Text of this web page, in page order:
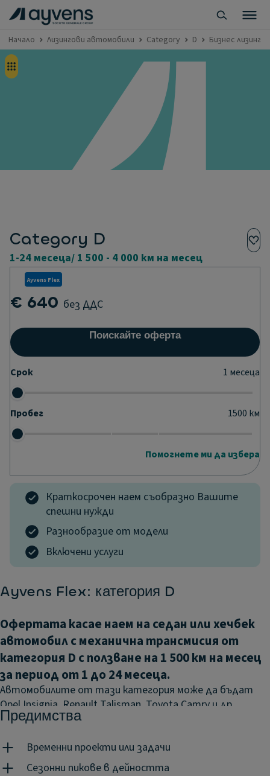
Начало Лизингови автомобили Category D Бизнес лизинг -
Category D
1-24 месеца/ 1 500 - 4 000 км на месец
Ayvens Flex
€ 640 без ДДС
Поискайте оферта
Срок 1 месеца
Пробег 1500 км
Помогнете ми да избера
Краткосрочен наем съобразно Вашите
спешни нужди
Разнообразие от модели
Включени услуги
Ayvens Flex: категория D
Офертата касае наем на седан или хечбек
автомобил с механична трансмисия от
категория D с ползване на 1 500 км на месец
за период от 1 до 24 месеца.
Автомобилите от тази категория може да бъдат
Opel Insignia, Renault Talisman, Toyota Camry и.др.
Авансово плащане:
Посочените цени са без включен ДДС.
илюстративна цел и включва опционални екстри.
Предимства
Временни проекти или задачи
Сезонни пикове в дейността